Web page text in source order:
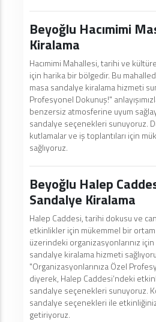
Beyoğlu Hacımimi
Kiralama
Hacımimi Mahallesi, tarihi ve
için harika bir bölgedir. Bu
masa sandalye kiralama hizmeti
Profesyonel Dokunuş!"
benzersiz atmosferine uyum
sandalye seçenekleri sunuyoruz.
kutlamalar ve iş toplantıları için
sağlıyoruz.
Beyoğlu Halep
Sandalye Kiralama
Halep Caddesi, tarihi dokusu ve
etkinlikler için mükemmel bir
üzerindeki organizasyonlarınız
sandalye kiralama hizmeti
"Organizasyonlarınıza Özel
diyerek, Halep Caddesi’ndeki
sandalye seçenekleri sunuyoruz.
sandalye seçenekleri ile
getiriyoruz.